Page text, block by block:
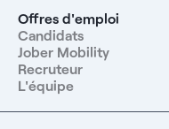
Offres d'emploi
Candidats
Jober Mobility
Recruteur
L'équipe